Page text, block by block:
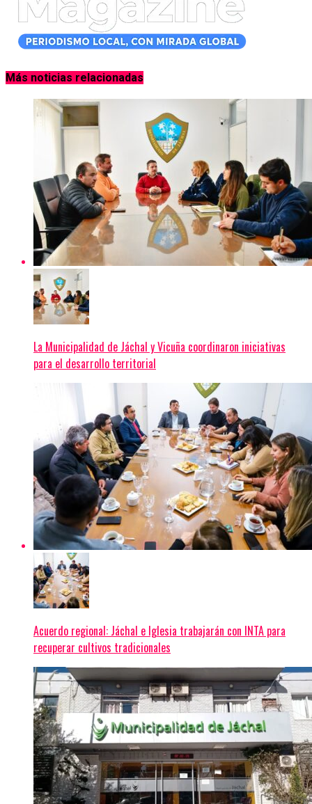
Más noticias relacionadas
La Municipalidad de Jáchal y Vicuña coordinaron iniciativas
para el desarrollo territorial
Acuerdo regional: Jáchal e Iglesia trabajarán con INTA para
recuperar cultivos tradicionales